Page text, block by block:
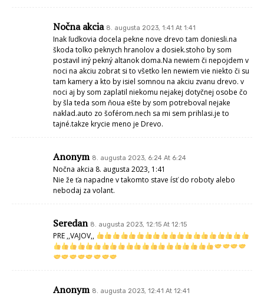
Nočna akcia 8. augusta 2023, 1:41 At 1:41
Inak ľudkovia docela pekne nove drevo tam doniesli.na
škoda tolko peknych hranolov a dosiek.stoho by som
postavil iný pekný altanok doma.Na newiem či nepojdem v
noci na akciu zobrat si to všetko len newiem vie niekto či su
tam kamery a kto by isiel somnou na akciu zvanu drevo. v
noci aj by som zaplatil niekomu nejakej dotyčnej osobe čo
by šla teda som ňoua ešte by som potreboval nejake
naklad.auto zo šoférom.nech sa mi sem prihlasi.je to
tajné.takze krycie meno je Drevo.
Anonym 8. augusta 2023, 6:24 At 6:24
Nočna akcia 8. augusta 2023, 1:41
Nie že ťa napadne v takomto stave ísť do roboty alebo
nebodaj za volant.
Seredan 8. augusta 2023, 12:15 At 12:15
PRE ,,VAJOV,,
Anonym 8. augusta 2023, 12:41 At 12:41